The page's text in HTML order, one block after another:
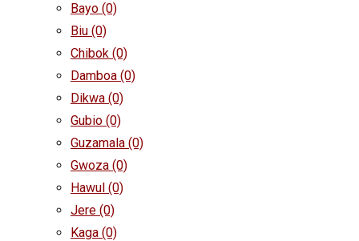
Bayo (0)
Biu (0)
Chibok (0)
Damboa (0)
Dikwa (0)
Gubio (0)
Guzamala (0)
Gwoza (0)
Hawul (0)
Jere (0)
Kaga (0)